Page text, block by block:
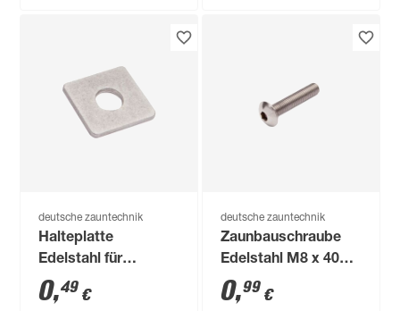
deutsche zauntechnik
Halteplatte
Edelstahl für
Gitterzaunklemme 3
x 3 cm
0,49 €
deutsche zauntechnik
Zaunbauschraube
Edelstahl M8 x 40
mm
0,99 €